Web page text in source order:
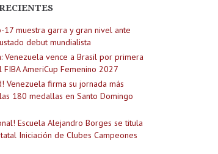
17 muestra garra y gran nivel ante
debut mundialista
Venezuela vence a Brasil por primera
AmeriCup Femenino 2027
Venezuela firma su jornada más
180 medallas en Santo Domingo
Escuela Alejandro Borges se titula
Iniciación de Clubes Campeones